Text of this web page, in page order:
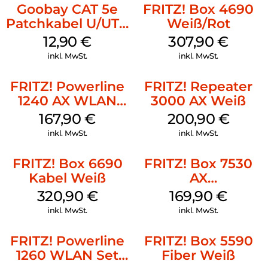
Goobay CAT 5e
Patchkabel U/UTP
Grau
12,90€
inkl. MwSt.
FRITZ! Box 4690
Weiß/Rot
307,90€
inkl. MwSt.
FRITZ! Powerline
1240 AX WLAN
Set Weiß
167,90€
inkl. MwSt.
FRITZ! Repeater
3000 AX Weiß
200,90 €
inkl. MwSt.
FRITZ! Box 6690
Kabel Weiß
320,90 €
inkl. MwSt.
FRITZ! Box 7530
AX
(Tarifvermarktung)
Weiß
169,90€
inkl. MwSt.
FRITZ! Powerline
1260 WLAN Set
FRITZ! Box 5590
Fiber Weiß